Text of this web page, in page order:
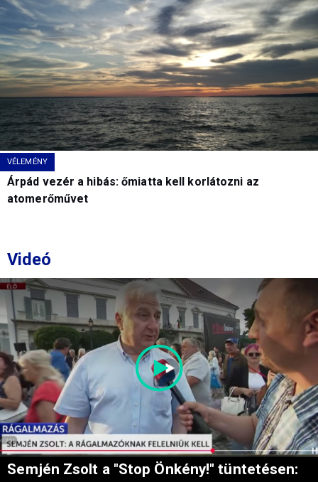
VÉLEMÉNY
Árpád vezér a hibás: őmiatta kell korlátozni az
atomerőművet
Videó
Semjén Zsolt a "Stop Önkény!" tüntetésen: